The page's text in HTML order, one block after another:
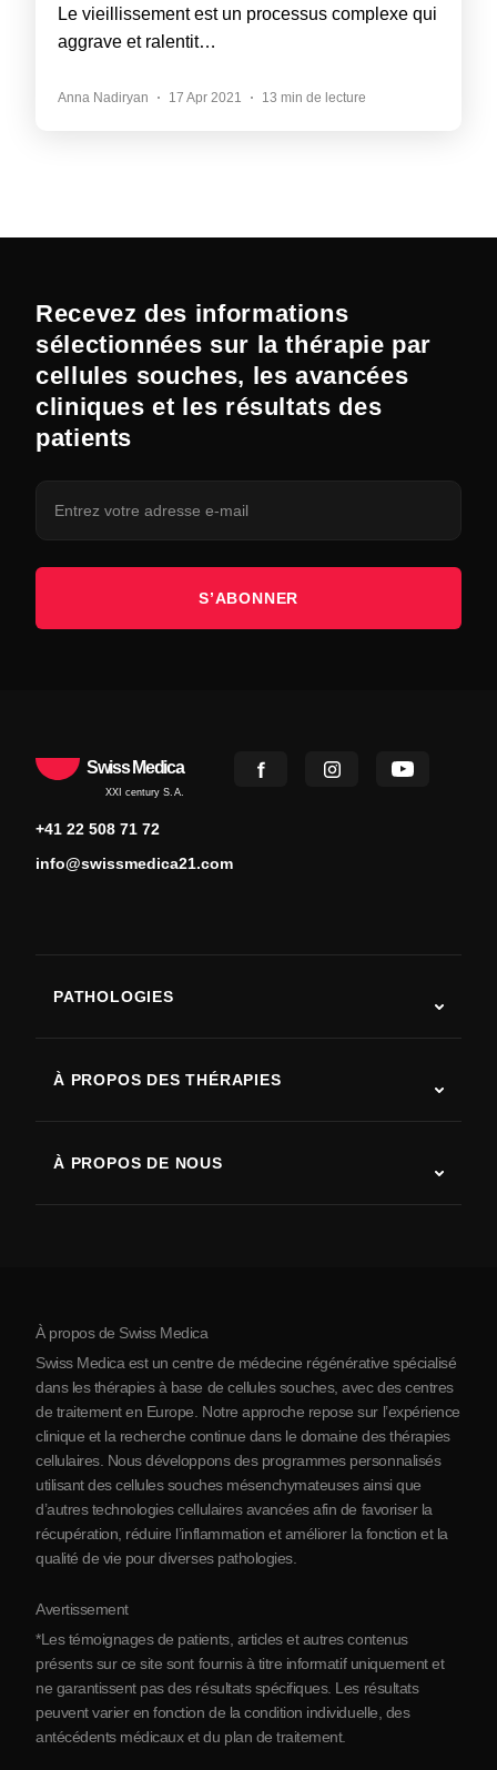
Le vieillissement est un processus complexe qui
aggrave et ralentit…
Anna Nadiryan 17 Apr 2021 13 min de lecture
Recevez des informations
sélectionnées sur la thérapie par
cellules souches, les avancées
cliniques et les résultats des
patients
S’ABONNER
Swiss Medica
XXI century S.A.
+41 22 508 71 72
info@swissmedica21.com
PATHOLOGIES
Maladie de Parkinson
Arthrite
À PROPOS DES THÉRAPIES
À PROPOS DE NOUS
À propos de la Serbie
Partenariats
Contact
À propos de Swiss Medica
Swiss Medica est un centre de médecine régénérative spécialisé
dans les thérapies à base de cellules souches, avec des centres
de traitement en Europe. Notre approche repose sur l’expérience
clinique et la recherche continue dans le domaine des thérapies
cellulaires. Nous développons des programmes personnalisés
utilisant des cellules souches mésenchymateuses ainsi que
d’autres technologies cellulaires avancées afin de favoriser la
récupération, réduire l’inflammation et améliorer la fonction et la
qualité de vie pour diverses pathologies.
Avertissement
*Les témoignages de patients, articles et autres contenus
présents sur ce site sont fournis à titre informatif uniquement et
ne garantissent pas des résultats spécifiques. Les résultats
peuvent varier en fonction de la condition individuelle, des
antécédents médicaux et du plan de traitement.